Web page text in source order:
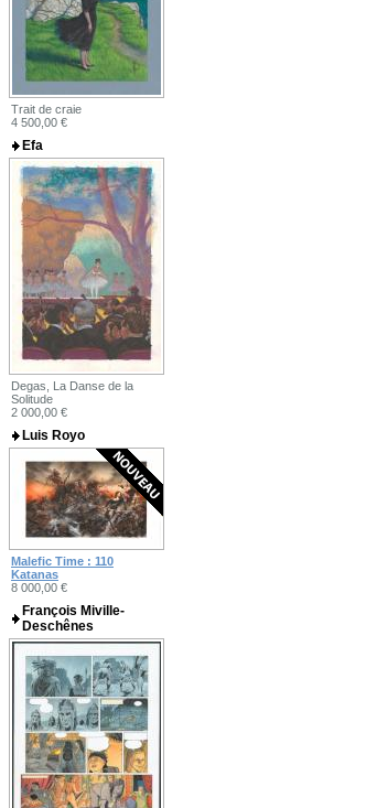
Trait de craie
4 500,00 €
Efa
Degas, La Danse de la
Solitude
2 000,00 €
Luis Royo
Malefic Time : 110
Katanas
8 000,00 €
François Miville-
Deschênes